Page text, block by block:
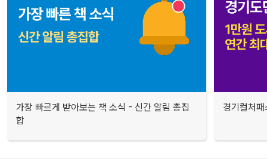
가장 빠르게 받아보는 책 소식 - 신간 알림 총집
합
경기컬처